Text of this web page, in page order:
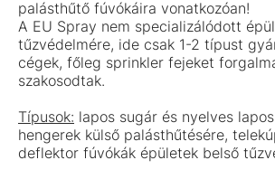
palásthűtő fúvókáira vonatkozóan!
A EU Spray nem specializálódott
tűzvédelmére, ide csak 1-2 típust
cégek, főleg sprinkler fejeket
szakosodtak.
Típusok: lapos sugár és nyelves
hengerek külső palásthűtésére,
deflektor fúvókák épületek belső